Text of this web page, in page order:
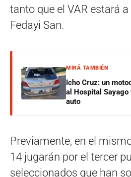
tanto que el VAR estará
Fedayi San.
MIRÁ TAMBIÉN
Icho Cruz: un
al Hospital
auto
Previamente, en el
14 jugarán por el tercer
seleccionados que han